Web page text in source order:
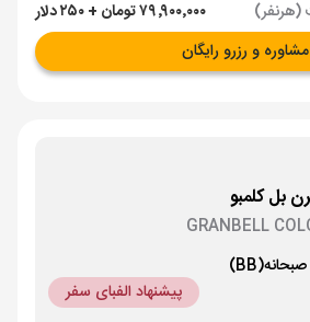
۷۹٬۹۰۰٬۰۰۰ تومان + ۲۵۰ دلار
مشاوره و رزرو رایگان
بل کلمبو
GRANBELL
صبحانه(BB)
پیشنهاد الفبای سفر